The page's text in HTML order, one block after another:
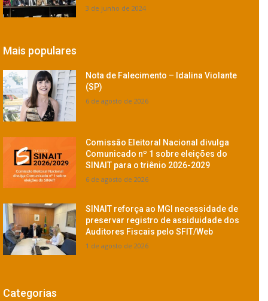
3 de junho de 2024
Mais populares
Nota de Falecimento – Idalina Violante
(SP)
6 de agosto de 2026
Comissão Eleitoral Nacional divulga
Comunicado nº 1 sobre eleições do
SINAIT para o triênio 2026-2029
6 de agosto de 2026
SINAIT reforça ao MGI necessidade de
preservar registro de assiduidade dos
Auditores Fiscais pelo SFIT/Web
1 de agosto de 2026
Categorias